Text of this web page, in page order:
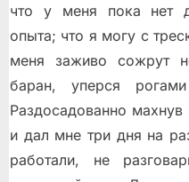
что у меня пока нет
опыта; что я могу с
меня заживо сожрут
баран, уперся
Раздосадованно
и дал мне три дня на
работали, не